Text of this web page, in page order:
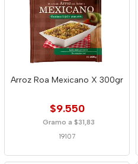
Arroz Roa Mexicano X 300gr
$9.550
Gramo a $31,83
19107